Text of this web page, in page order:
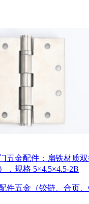
五金配件：扁铁材质
，规格 5×4.5×4.5-2B
件五金（铰链、合页